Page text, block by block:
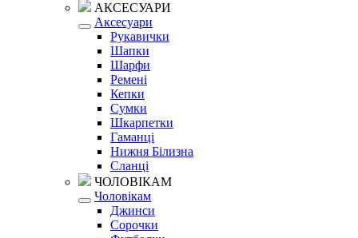
АКСЕСУАРИ
Аксесуари
Рукавички
Шапки
Шарфи
Ремені
Кепки
Сумки
Шкарпетки
Гаманці
Нижня Білизна
Сланці
ЧОЛОВІКАМ
Чоловікам
Джинси
Сорочки